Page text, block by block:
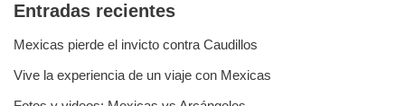
Entradas recientes
Mexicas pierde el invicto contra Caudillos
Vive la experiencia de un viaje con Mexicas